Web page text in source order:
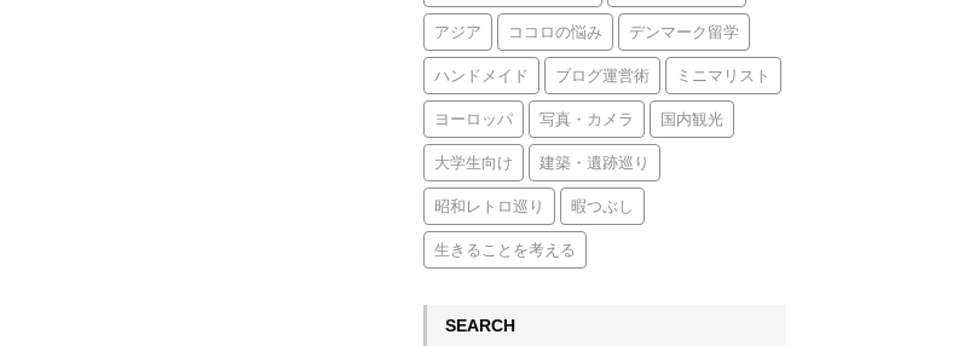
アジア ココロの悩み デンマーク留学
ハンドメイド ブログ運営術 ミニマリスト
ヨーロッパ 写真・カメラ 国内観光
大学生向け 建築・遺跡巡り
昭和レトロ巡り 暇つぶし
生きることを考える
SEARCH